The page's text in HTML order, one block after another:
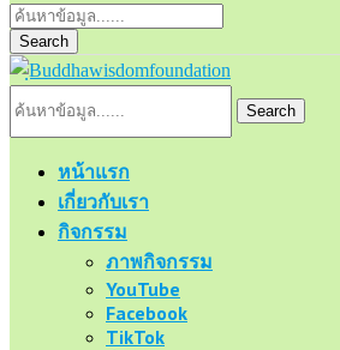
Search
Search
หน้าแรก
เกี่ยวกับเรา
กิจกรรม
ภาพกิจกรรม
YouTube
Facebook
TikTok